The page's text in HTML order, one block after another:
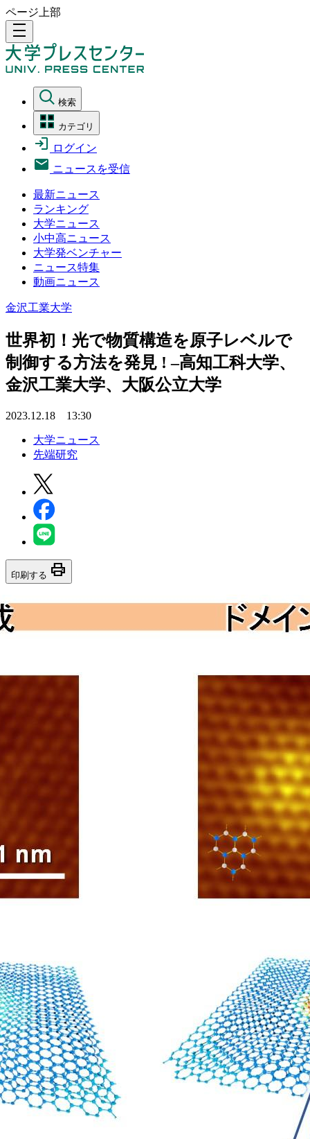
ページ上部
density_medium
検索
カテゴリ
ログイン
ニュースを受信
最新ニュース
ランキング
大学ニュース
小中高ニュース
大学発ベンチャー
ニュース特集
動画ニュース
金沢工業大学
世界初！光で物質構造を原子レベルで
制御する方法を発見 ! –高知工科大学、
金沢工業大学、大阪公立大学
2023.12.18 13:30
大学ニュース
先端研究
印刷する print